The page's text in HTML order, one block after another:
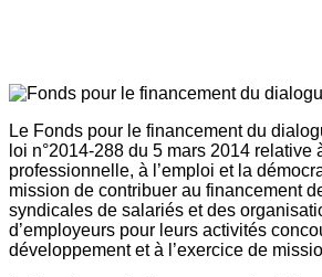
Le Fonds pour le financement du
loi n°2014-288 du 5 mars 2014 relative
professionnelle, à l’emploi et la
mission de contribuer au financement
syndicales de salariés et des
d’employeurs pour leurs activités
développement et à l’exercice de